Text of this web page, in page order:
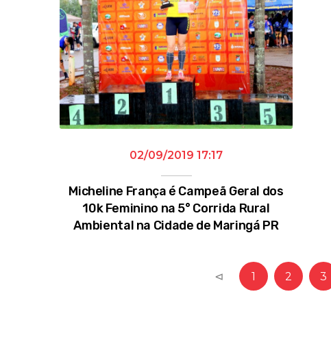
02/09/2019 17:17
Micheline França é Campeã Geral dos
10k Feminino na 5° Corrida Rural
Ambiental na Cidade de Maringá PR
⊲ 1 2 3